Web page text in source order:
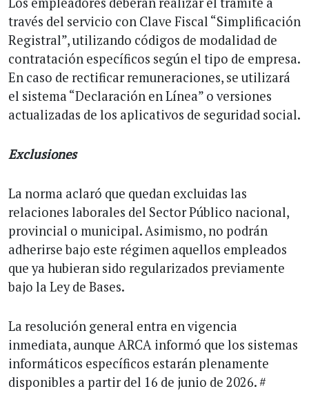
través del servicio con Clave Fiscal “Simplificación
Registral”, utilizando códigos de modalidad de
contratación específicos según el tipo de empresa.
En caso de rectificar remuneraciones, se utilizará
el sistema “Declaración en Línea” o versiones
actualizadas de los aplicativos de seguridad social.
Exclusiones
La norma aclaró que quedan excluidas las
relaciones laborales del Sector Público nacional,
provincial o municipal. Asimismo, no podrán
adherirse bajo este régimen aquellos empleados
que ya hubieran sido regularizados previamente
bajo la Ley de Bases.
La resolución general entra en vigencia
inmediata, aunque ARCA informó que los sistemas
informáticos específicos estarán plenamente
disponibles a partir del 16 de junio de 2026. #